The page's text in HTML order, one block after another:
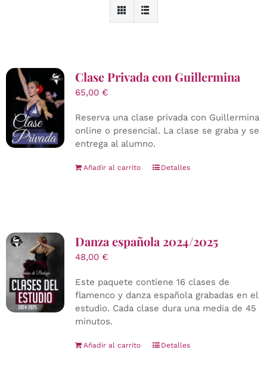
Clase Privada con Guillermina
65,00 €
Reserva una clase privada con Guillermina
online o presencial. La clase se graba y se
entrega al alumno.
Añadir al carrito Detalles
Danza española 2024/2025
48,00 €
Este paquete contiene 16 clases de
flamenco y danza española grabadas en el
estudio. Cada clase dura una media de 45
minutos.
Añadir al carrito Detalles